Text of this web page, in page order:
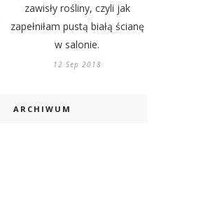
zawisły rośliny, czyli jak
zapełniłam pustą białą ścianę
w salonie.
12 Sep 2018
ARCHIWUM